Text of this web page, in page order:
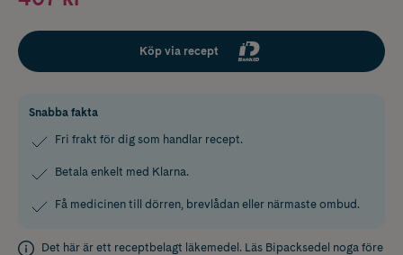
Köp via recept
Snabba fakta
Fri frakt för dig som handlar recept.
Betala enkelt med Klarna.
Få medicinen till dörren, brevlådan eller närmaste ombud.
Det här är ett receptbelagt läkemedel. Läs Bipacksedel noga före